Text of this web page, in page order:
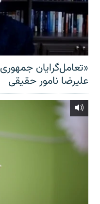
«تعامل‌گرایان
علیرضا نامور حقیقی